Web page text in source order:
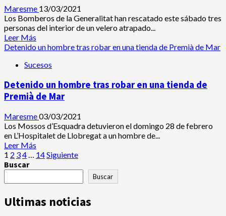
robó
con
violencia
establecimientos
comerciales
en
de
Mar,
El
y
Alella
Maresme 13/03/2021
Los Bomberos de la Generalitat han rescatado este sábado tres
personas del interior de un velero atrapado...
Leer Más
más
de
bomberos
rescatan
a
tren
personas
atrapadas
un
velero
entre
el
y
Detenido un hombre tras robar en una tienda de Premià de Mar
Sucesos
Detenido un hombre tras robar en una tienda de
Premià de Mar
Maresme03/03/2021
Los Mossos d’Esquadra detuvieron el domingo 28 de febrero
en L’Hospitalet de Llobregat a un hombre de...
Leer Más
más
Detenido
hombre
Paginación
de
entradas
1 2 34… 14Siguiente
Buscar
Buscar
Ultimas noticias